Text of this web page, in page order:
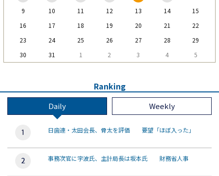
9
10 11 12 13 14
15
16
17 18 19 20 21
22
23
24 25 26 27 28
29
30
31 1 2 3 4 5
Ranking
Daily Weekly
日歯連・太田会長、骨太を評価 要望「ほぼ入った」
事務次官に宇波氏、主計局長は坂本氏 財務省人事